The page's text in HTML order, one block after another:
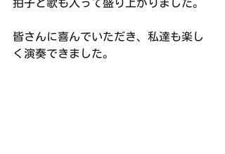
拍子と歌も入って盛り上がりました。
皆さんに喜んでいただき、私達も楽し
く演奏できました。